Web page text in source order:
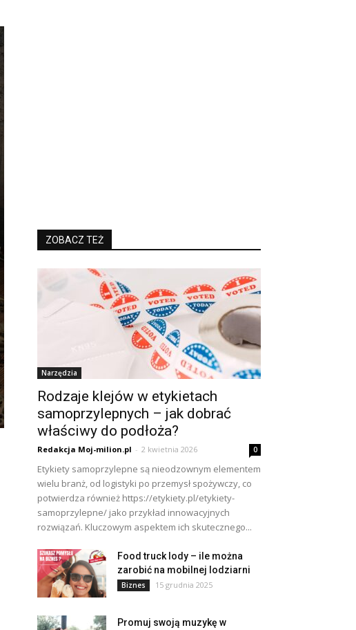
ZOBACZ TEŻ
Narzędzia
Rodzaje klejów w etykietach
samoprzylepnych – jak dobrać
właściwy do podłoża?
Redakcja Moj-milion.pl - 2 kwietnia 2026 0
Etykiety samoprzylepne są nieodzownym elementem
wielu branż, od logistyki po przemysł spożywczy, co
potwierdza również https://etykiety.pl/etykiety-
samoprzylepne/ jako przykład innowacyjnych
rozwiązań. Kluczowym aspektem ich skutecznego...
Food truck lody – ile można
zarobić na mobilnej lodziarni
Biznes 15 grudnia 2025
Promuj swoją muzykę w